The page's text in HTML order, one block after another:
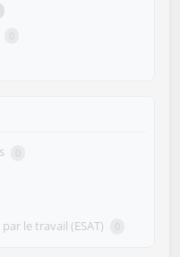
0
0
le travail (ESAT) 0